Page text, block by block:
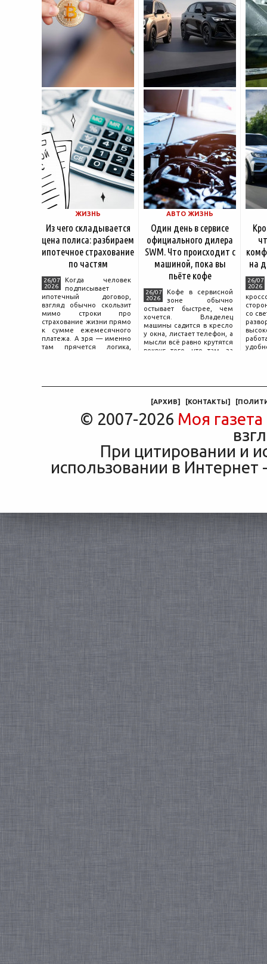
московские
десятилетий
ЖИЗНЬ
Из чего складывается
цена полиса: разбираем
ипотечное страхование
по частям
26/07
2026
Когда человек
подписывает
ипотечный договор,
взгляд обычно скользит
мимо строки про
страхование жизни прямо
к сумме ежемесячного
платежа. А зря — именно
там прячется логика,
АВТО ЖИЗНЬ
Один день в сервисе
официального дилера
SWM. Что происходит с
машиной, пока вы
пьёте кофе
26/07
2026
Кофе в сервисной
зоне обычно
остывает быстрее, чем
хочется. Владелец
машины садится в кресло
у окна, листает телефон, а
мысли всё равно крутятся
вокруг того, что там, за
на
26/07
2026
со
[АРХИВ] [КОНТАКТЫ] [
© 2007-2026 Моя газета
При цитировании и
использовании в Интернет